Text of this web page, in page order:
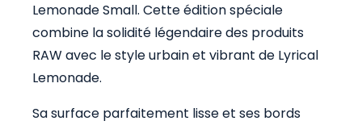
Lemonade Small. Cette édition spéciale
combine la solidité légendaire des produits
RAW avec le style urbain et vibrant de Lyrical
Lemonade.
Sa surface parfaitement lisse et ses bords